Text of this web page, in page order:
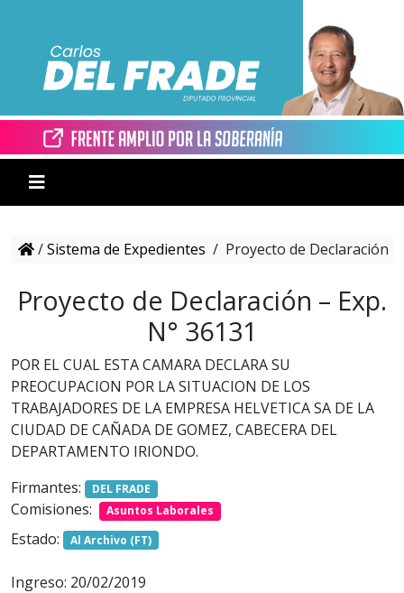
/Sistema de Expedientes / Proyecto de Declaración –
Proyecto de Declaración – Exp.
N° 36131
POR EL CUAL ESTA CAMARA DECLARA SU
PREOCUPACION POR LA SITUACION DE LOS
TRABAJADORES DE LA EMPRESA HELVETICA SA DE LA
CIUDAD DE CAÑADA DE GOMEZ, CABECERA DEL
DEPARTAMENTO IRIONDO.
Firmantes:
DEL FRADE
Comisiones: Asuntos Laborales
Estado: Al Archivo (FT)
Ingreso: 20/02/2019